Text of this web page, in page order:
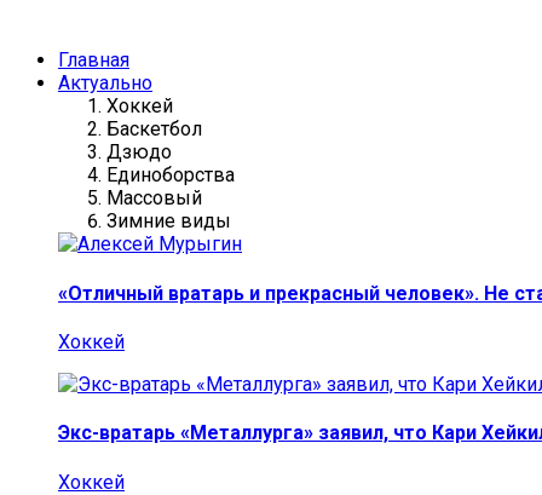
Главная
Актуально
Хоккей
Баскетбол
Дзюдо
Единоборства
Массовый
Зимние виды
«Отличный вратарь и прекрасный человек». Не
Хоккей
Экс-вратарь «Металлурга» заявил, что Кари
Хоккей